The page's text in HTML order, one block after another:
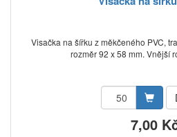
Visačka na šířku z měkčeného PVC,
rozměr 92 x 58 mm. Vnější
7,00